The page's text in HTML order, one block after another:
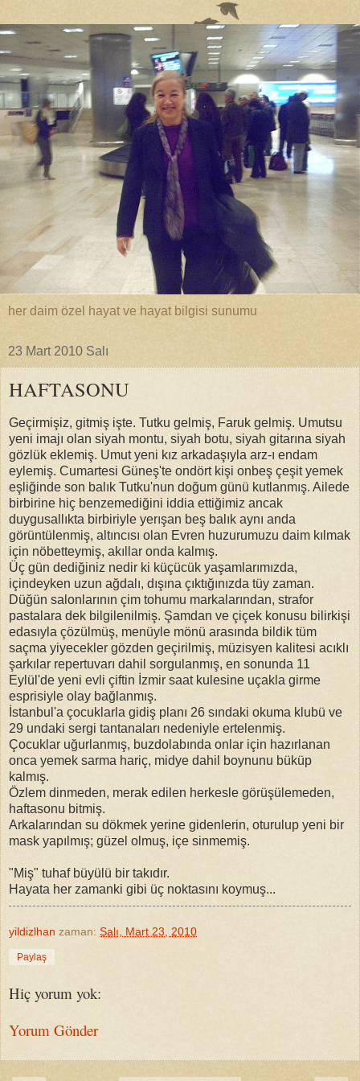
her daim özel hayat ve hayat bilgisi sunumu
23 Mart 2010 Salı
HAFTASONU
Geçirmişiz, gitmiş işte. Tutku gelmiş, Faruk gelmiş. Umutsu
yeni imajı olan siyah montu, siyah botu, siyah gitarına siyah
gözlük eklemiş. Umut yeni kız arkadaşıyla arz-ı endam
eylemiş. Cumartesi Güneş'te ondört kişi onbeş çeşit yemek
eşliğinde son balık Tutku'nun doğum günü kutlanmış. Ailede
birbirine hiç benzemediğini iddia ettiğimiz ancak
duygusallıkta birbiriyle yerışan beş balık aynı anda
görüntülenmiş, altıncısı olan Evren huzurumuzu daim kılmak
için nöbetteymiş, akıllar onda kalmış.
Üç gün dediğiniz nedir ki küçücük yaşamlarımızda,
içindeyken uzun ağdalı, dışına çıktığınızda tüy zaman.
Düğün salonlarının çim tohumu markalarından, strafor
pastalara dek bilgilenilmiş. Şamdan ve çiçek konusu bilirkişi
edasıyla çözülmüş, menüyle mönü arasında bildik tüm
saçma yiyecekler gözden geçirilmiş, müzisyen kalitesi acıklı
şarkılar repertuvarı dahil sorgulanmış, en sonunda 11
Eylül'de yeni evli çiftin İzmir saat kulesine uçakla girme
esprisiyle olay bağlanmış.
İstanbul'a çocuklarla gidiş planı 26 sındaki okuma klubü ve
29 undaki sergi tantanaları nedeniyle ertelenmiş.
Çocuklar uğurlanmış, buzdolabında onlar için hazırlanan
onca yemek sarma hariç, midye dahil boynunu büküp
kalmış.
Özlem dinmeden, merak edilen herkesle görüşülemeden,
haftasonu bitmiş.
Arkalarından su dökmek yerine gidenlerin, oturulup yeni bir
mask yapılmış; güzel olmuş, içe sinmemiş.
"Miş" tuhaf büyülü bir takıdır.
Hayata her zamanki gibi üç noktasını koymuş...
yildizlhan zaman: Salı, Mart 23, 2010
Paylaş
Hiç yorum yok:
Yorum Gönder